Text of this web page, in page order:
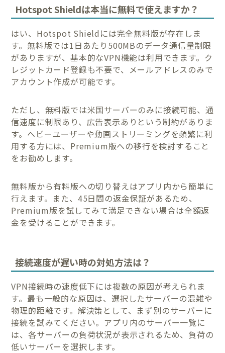
Hotspot Shieldは本当に無料で使えますか？
はい、Hotspot Shieldには完全無料版が存在しま
す。無料版では1日あたり500MBのデータ通信量制限
がありますが、基本的なVPN機能は利用できます。ク
レジットカード登録も不要で、メールアドレスのみで
アカウント作成が可能です。
ただし、無料版では米国サーバーのみに接続可能、通
信速度に制限あり、広告表示ありという制約がありま
す。ヘビーユーザーや動画ストリーミングを頻繁に利
用する方には、Premium版への移行を検討すること
をお勧めします。
無料版から有料版への切り替えはアプリ内から簡単に
行えます。また、45日間の返金保証があるため、
Premium版を試してみて満足できない場合は全額返
金を受けることができます。
接続速度が遅い時の対処方法は？
VPN接続時の速度低下には複数の原因が考えられま
す。最も一般的な原因は、選択したサーバーの混雑や
物理的距離です。解決策として、まず別のサーバーに
接続を試みてください。アプリ内のサーバー一覧に
は、各サーバーの負荷状況が表示されるため、負荷の
低いサーバーを選択します。